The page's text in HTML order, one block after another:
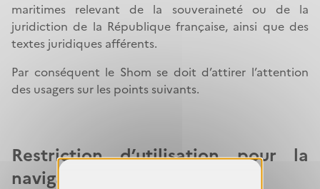
maritimes relevant de la souveraineté ou de la
juridiction de la République française, ainsi que des
textes juridiques afférents.
Par conséquent le Shom se doit d’attirer l’attention
des usagers sur les points suivants.
Restriction d’utilisation pour la
navigation maritime